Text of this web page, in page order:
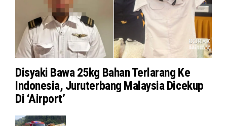
Disyaki Bawa 25kg Bahan Terlarang Ke
Indonesia, Juruterbang Malaysia Dicekup
Di ‘Airport’